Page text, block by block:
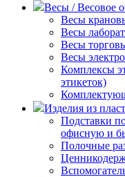
Весы / Весовое
Весы
Весы
Весы
Весы
Комплексы
этикеток)
Изделия из
Подставки
офисную и
Полочные